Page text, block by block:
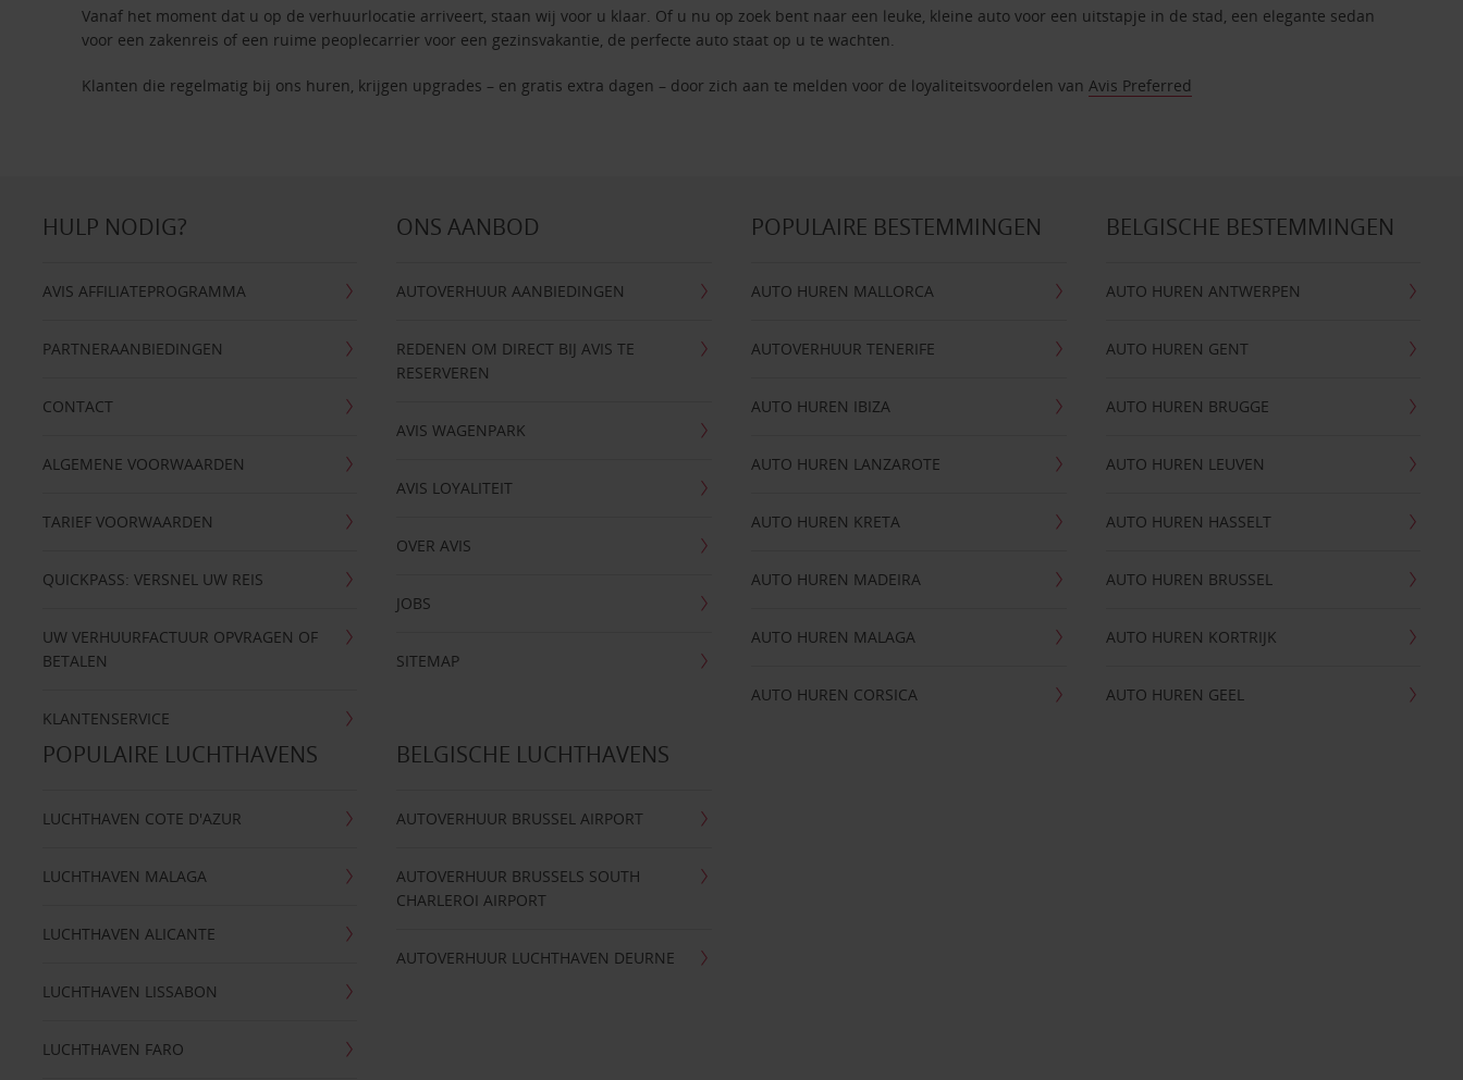
Vanaf het moment dat u op de verhuurlocatie arriveert, staan wij voor u klaar. Of u nu op zoek bent naar een leuke, kleine auto voor een uitstapje in de stad, een elegante sedan
voor een zakenreis of een ruime peoplecarrier voor een gezinsvakantie, de perfecte auto staat op u te wachten.
Klanten die regelmatig bij ons huren, krijgen upgrades – en gratis extra dagen – door zich aan te melden voor de loyaliteitsvoordelen vanAvis Preferred
HULP NODIG?
AVIS AFFILIATEPROGRAMMA
PARTNERAANBIEDINGEN
CONTACT
ALGEMENE VOORWAARDEN
TARIEF VOORWAARDEN
QUICKPASS: VERSNEL UW REIS
UW VERHUURFACTUUR OPVRAGEN OF
BETALEN
KLANTENSERVICE
ONS AANBOD
AUTOVERHUUR AANBIEDINGEN
REDENEN OM DIRECT BIJ AVIS TE
RESERVEREN
AVIS WAGENPARK
AVIS LOYALITEIT
OVER AVIS
JOBS
SITEMAP
POPULAIRE BESTEMMINGEN
AUTO HUREN MALLORCA
AUTOVERHUUR TENERIFE
AUTO HUREN IBIZA
AUTO HUREN LANZAROTE
AUTO HUREN KRETA
AUTO HUREN MADEIRA
AUTO HUREN MALAGA
AUTO HUREN CORSICA
BELGISCHE BESTEMMINGEN
AUTO HUREN ANTWERPEN
AUTO HUREN GENT
AUTO HUREN BRUGGE
AUTO HUREN LEUVEN
AUTO HUREN HASSELT
AUTO HUREN BRUSSEL
AUTO HUREN KORTRIJK
AUTO HUREN GEEL
POPULAIRE LUCHTHAVENS
LUCHTHAVEN COTE D'AZUR
LUCHTHAVEN MALAGA
LUCHTHAVEN ALICANTE
LUCHTHAVEN LISSABON
LUCHTHAVEN FARO
BELGISCHE LUCHTHAVENS
AUTOVERHUUR BRUSSEL AIRPORT
AUTOVERHUUR BRUSSELS SOUTH
CHARLEROI AIRPORT
AUTOVERHUUR LUCHTHAVEN DEURNE